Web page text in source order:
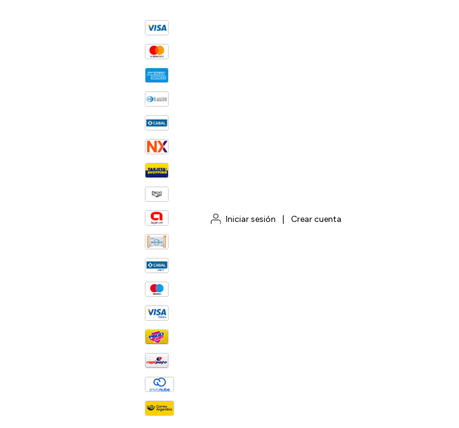
Iniciar sesión Crear cuenta